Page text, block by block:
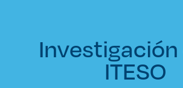
Investigación
ITESO